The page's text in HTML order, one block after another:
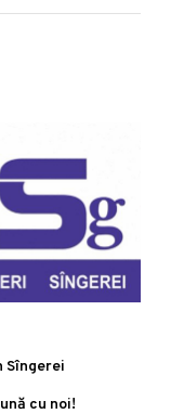
Sîngerei
cu noi!